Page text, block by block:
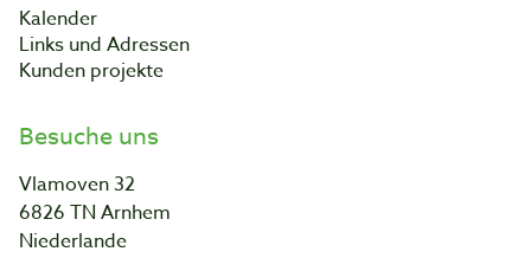
Kalender
Links und Adressen
Kunden projekte
Besuche uns
Vlamoven 32
6826 TN Arnhem
Niederlande